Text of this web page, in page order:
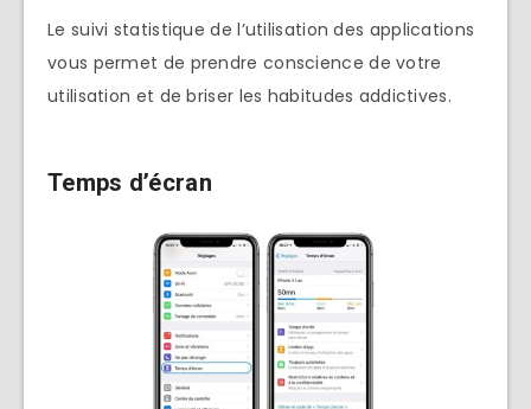
Le suivi statistique de l’utilisation des applications
vous permet de prendre conscience de votre
utilisation et de briser les habitudes addictives.
Temps d’écran